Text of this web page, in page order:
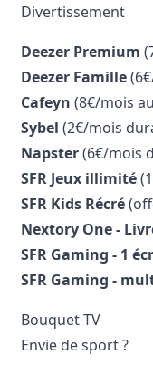
Divertissement
Deezer Premium
Deezer Famille
Cafeyn (8€/mois
Sybel (2€/mois
Napster(6€/mois
SFR Jeux illimité
SFR Kids Récré
Nextory One -
SFR Gaming - 1
SFR Gaming -
Bouquet TV
Envie de sport ?